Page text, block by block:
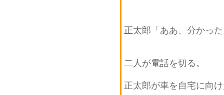
正太郎「ああ、分かっ
二人が電話を切る。
正太郎が車を自宅に向